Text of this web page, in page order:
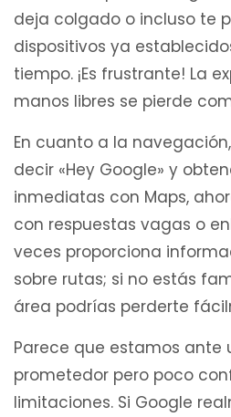
deja colgado o incluso te
dispositivos ya
tiempo. ¡Es frustrante! La
manos libres se pierde
En cuanto a la
decir «Hey Google» y
inmediatas con Maps,
con respuestas vagas o
veces proporciona
sobre rutas; si no estás
área podrías perderte
Parece que estamos ante
prometedor pero poco
limitaciones. Si Google